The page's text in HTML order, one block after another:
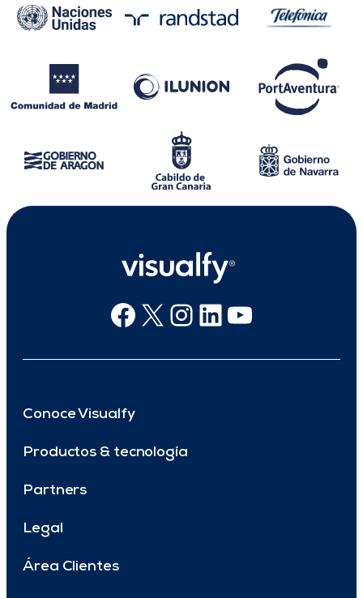
Facebook
X Instagram
Linkedin
Youtube
Conoce Visualfy
Productos & tecnología
Partners
Legal
Área Clientes